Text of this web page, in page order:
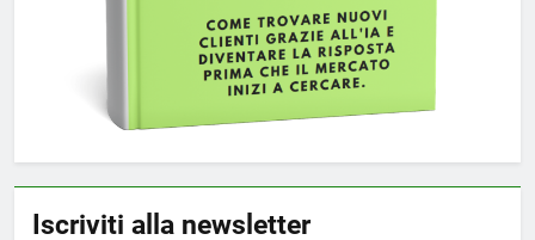
Iscriviti alla newsletter